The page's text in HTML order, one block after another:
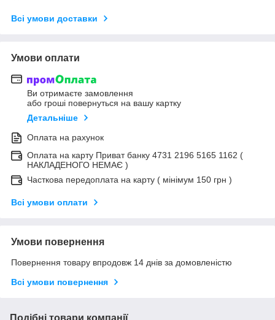
Всі умови доставки
Умови оплати
Ви отримаєте замовлення
або гроші повернуться на вашу картку
Детальніше
Оплата на рахунок
Оплата на карту Приват банку 4731 2196 5165 1162 (
НАКЛАДЕНОГО НЕМАЄ )
Часткова передоплата на карту ( мінімум 150 грн )
Всі умови оплати
Умови повернення
Повернення товару впродовж 14 днів за домовленістю
Всі умови повернення